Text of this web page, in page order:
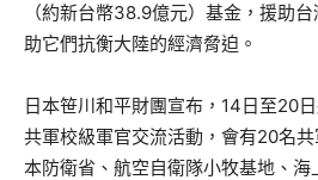
（約新台幣38.9億元）基金，援助
助它們抗衡大陸的經濟脅迫。
日本笹川和平財團宣布，14日至20
共軍校級軍官交流活動，會有20名
本防衛省、航空自衛隊小牧基地、海